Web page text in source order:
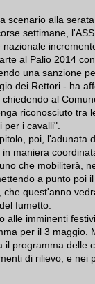
scenario alla
settimane,
nazionale
al Palio 2014
una sanzione
dei Rettori - ha
chiedendo al
riconosciuto tra
per i cavalli".
poi, l'adunata
in maniera
che mobiliterà,
a punto poi
che quest'anno
fumetto.
alle imminenti
per il 3 maggio.
il programma delle
di rilievo, e nei